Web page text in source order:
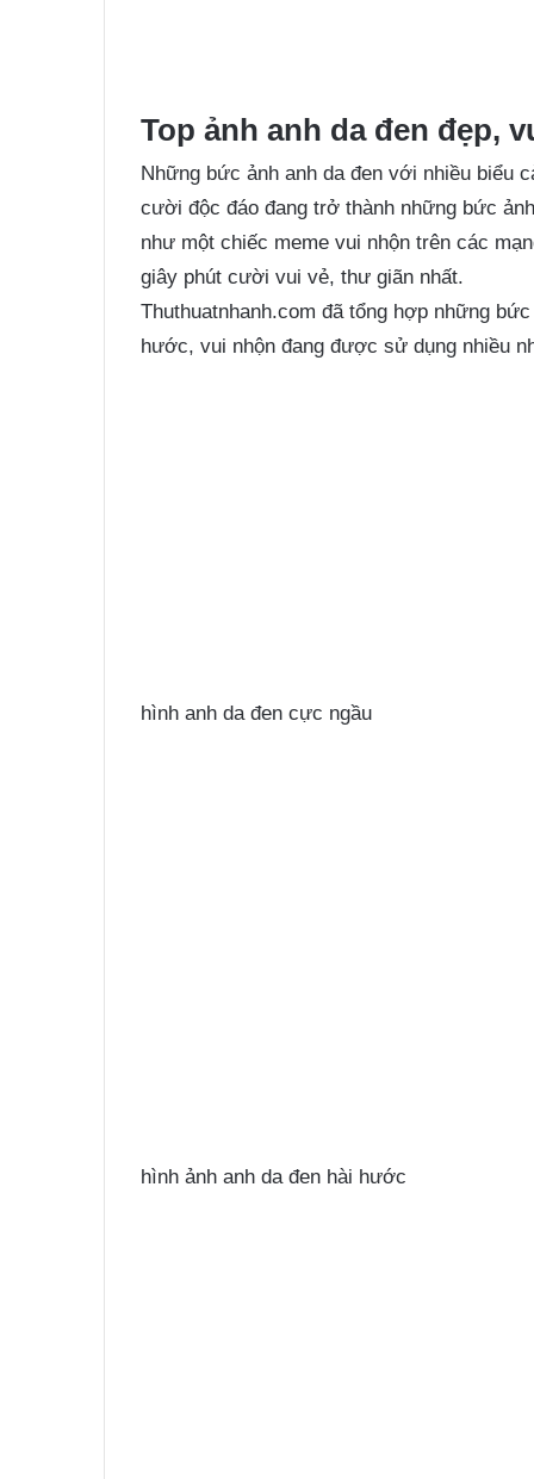
Top ảnh anh da đen đẹp,
Những bức ảnh anh da đen với nhiều biểu
cười độc đáo đang trở thành những bức
như một chiếc meme vui nhộn trên các
giây phút cười vui vẻ, thư giãn nhất.
Thuthuatnhanh.com đã tổng hợp những
hước, vui nhộn đang được sử dụng nhiều
hình anh da đen cực ngầu
hình ảnh anh da đen hài hước